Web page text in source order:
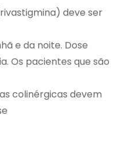
deve ser
e da noite. Dose
Os pacientes que são
colinérgicas devem